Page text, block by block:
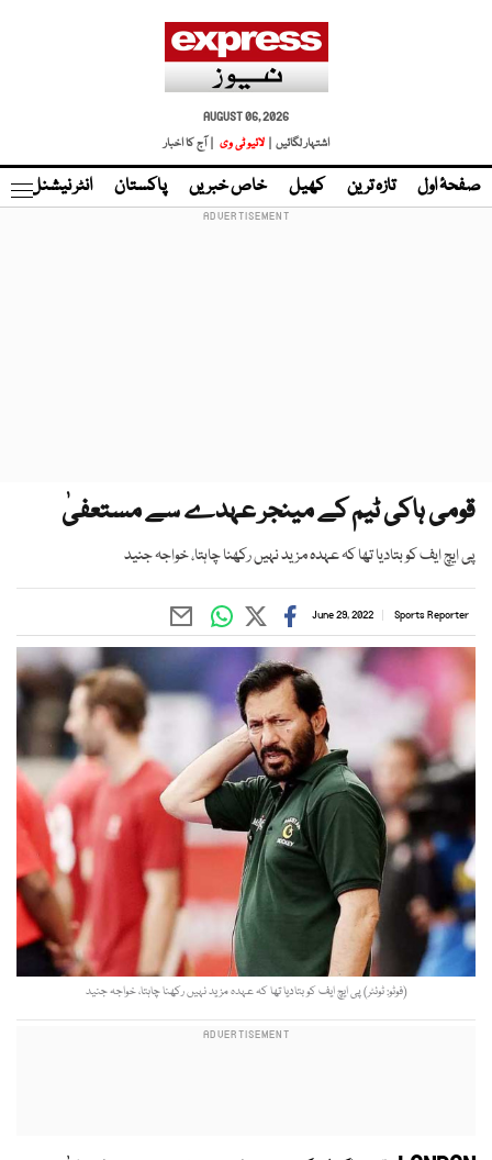
AUGUST 06, 2026
اشتہار لگائیں |
لائیو ٹی وی | آج کا اخبار
صفحۂ اول تازہ ترین کھیل خاص خبریں پاکستان انٹر نیشنل
قومی ہاکی ٹیم کے مینجر عہدے سے مستعفیٰ
پی ایچ ایف کو بتادیا تھا کہ عہدہ مزید نہیں رکھنا چاہتا، خواجہ جنید
Sports Reporter
June 29, 2022
(فوٹو: ٹوئٹر) پی ایچ ایف کو بتادیا تھا کہ عہدہ مزید نہیں رکھنا چاہتا، خواجہ جنید